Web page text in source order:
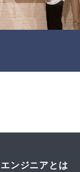
ンジニアとは